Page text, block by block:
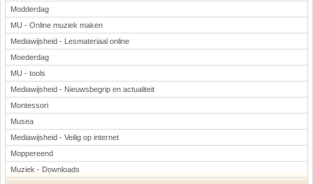
Modderdag
MU - Online muziek maken
Mediawijsheid - Lesmateriaal online
Moederdag
MU - tools
Mediawijsheid - Nieuwsbegrip en actualiteit
Montessori
Musea
Mediawijsheid - Veilig op internet
Moppereend
Muziek - Downloads